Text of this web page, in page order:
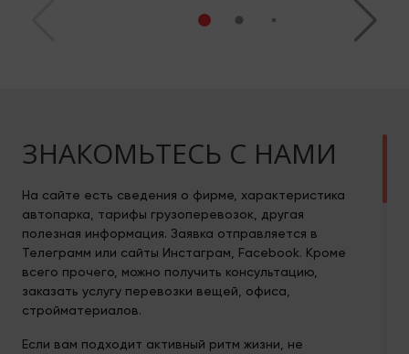
ЗНАКОМЬТЕСЬ С НАМИ
На сайте есть сведения о фирме, характеристика
автопарка, тарифы грузоперевозок, другая
полезная информация. Заявка отправляется в
Телеграмм или сайты Инстаграм, Facebook. Кроме
всего прочего, можно получить консультацию,
заказать услугу перевозки вещей, офиса,
стройматериалов.
Если вам подходит активный ритм жизни, не